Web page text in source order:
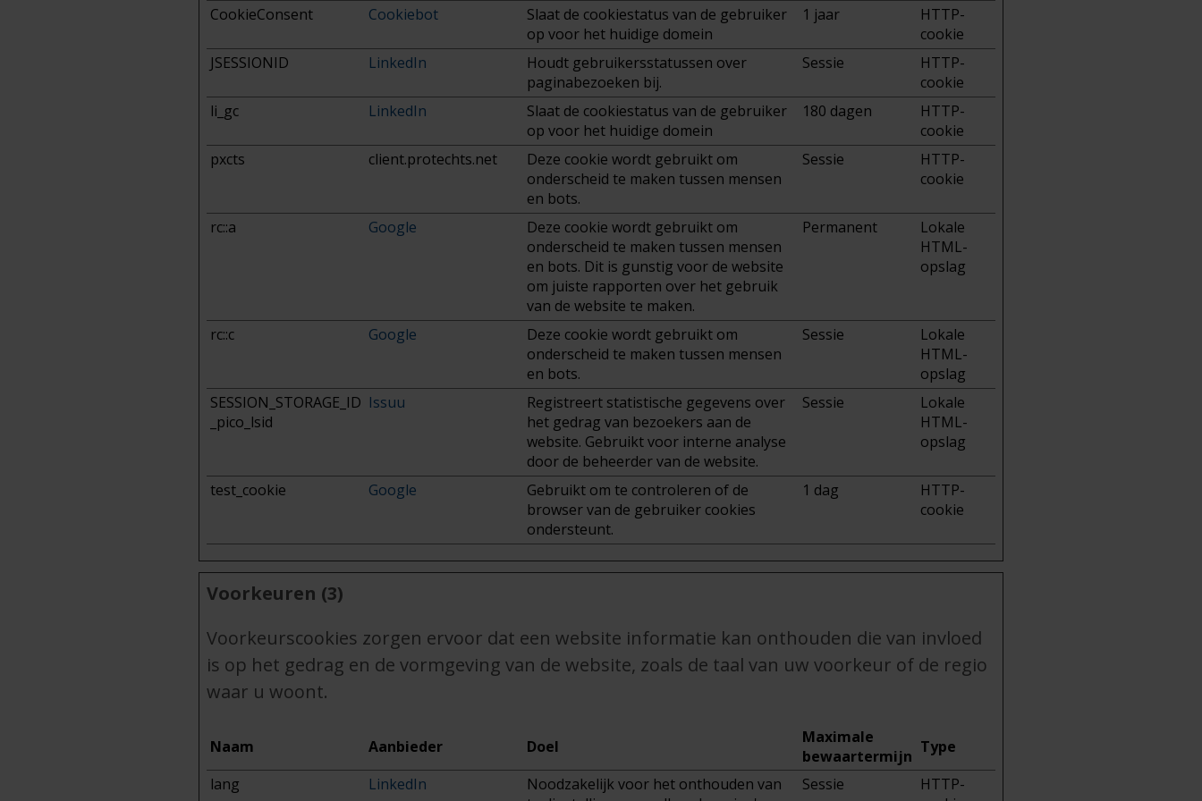
CookieConsent
Cookiebot
Slaat de cookiestatus van de gebruiker
op voor het huidige domein
1 jaar
HTTP-
cookie
JSESSIONID
LinkedIn
Houdt gebruikersstatussen over
paginabezoeken bij.
Sessie
HTTP-
cookie
li_gc
LinkedIn
Slaat de cookiestatus van de gebruiker
op voor het huidige domein
180 dagen
HTTP-
cookie
pxcts
client.protechts.net
Deze cookie wordt gebruikt om
onderscheid te maken tussen mensen
en bots.
Sessie
HTTP-
cookie
rc::a Google
Deze cookie wordt gebruikt om
onderscheid te maken tussen mensen
en bots. Dit is gunstig voor de website
om juiste rapporten over het gebruik
van de website te maken.
Permanent
Lokale
HTML-
opslag
rc::c Google
Deze cookie wordt gebruikt om
onderscheid te maken tussen mensen
en bots.
Sessie
Lokale
HTML-
opslag
SESSION_STORAGE_ID
_pico_lsid
Issuu
Registreert statistische gegevens over
het gedrag van bezoekers aan de
website. Gebruikt voor interne analyse
door de beheerder van de website.
Sessie
Lokale
HTML-
opslag
test_cookie Google
Gebruikt om te controleren of de
browser van de gebruiker cookies
ondersteunt.
1 dag
HTTP-
cookie
Voorkeuren (3)
Voorkeurscookies zorgen ervoor dat een website informatie kan onthouden die van invloed
is op het gedrag en de vormgeving van de website, zoals de taal van uw voorkeur of de regio
waar u woont.
Naam Aanbieder Doel
Maximale
bewaartermijn Type
lang
LinkedIn
Noodzakelijk voor het onthouden van
Sessie
HTTP-